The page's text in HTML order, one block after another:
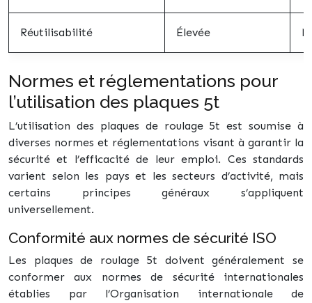
Réutilisabilité Élevée
Normes et réglementations pour
l’utilisation des plaques 5t
L’utilisation des plaques de roulage 5t est soumise à
diverses normes et réglementations visant à garantir la
sécurité et l’efficacité de leur emploi. Ces standards
varient selon les pays et les secteurs d’activité, mais
certains principes généraux s’appliquent
universellement.
Conformité aux normes de sécurité ISO
Les plaques de roulage 5t doivent généralement se
conformer aux normes de sécurité internationales
établies par l’Organisation internationale de